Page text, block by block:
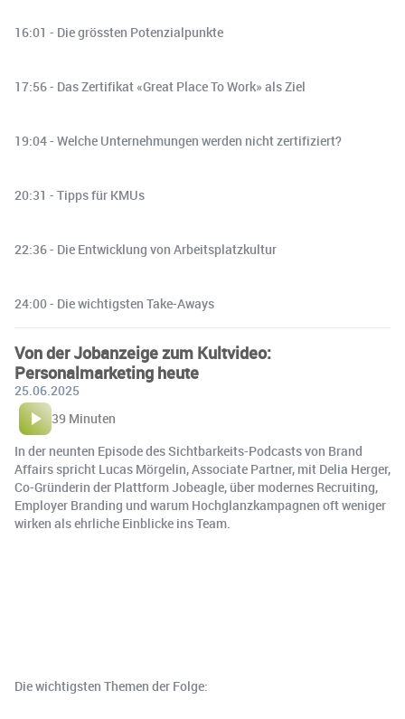
16:01 - Die grössten Potenzialpunkte
17:56 - Das Zertifikat «Great Place To Work» als Ziel
19:04 - Welche Unternehmungen werden nicht zertifiziert?
20:31 - Tipps für KMUs
22:36 - Die Entwicklung von Arbeitsplatzkultur
24:00 - Die wichtigsten Take-Aways
Von der Jobanzeige zum Kultvideo:
Personalmarketing heute
25.06.2025
39 Minuten
In der neunten Episode des Sichtbarkeits-Podcasts von Brand
Affairs spricht Lucas Mörgelin, Associate Partner, mit Delia Herger,
Co-Gründerin der Plattform Jobeagle, über modernes Recruiting,
Employer Branding und warum Hochglanzkampagnen oft weniger
wirken als ehrliche Einblicke ins Team.
Die wichtigsten Themen der Folge: